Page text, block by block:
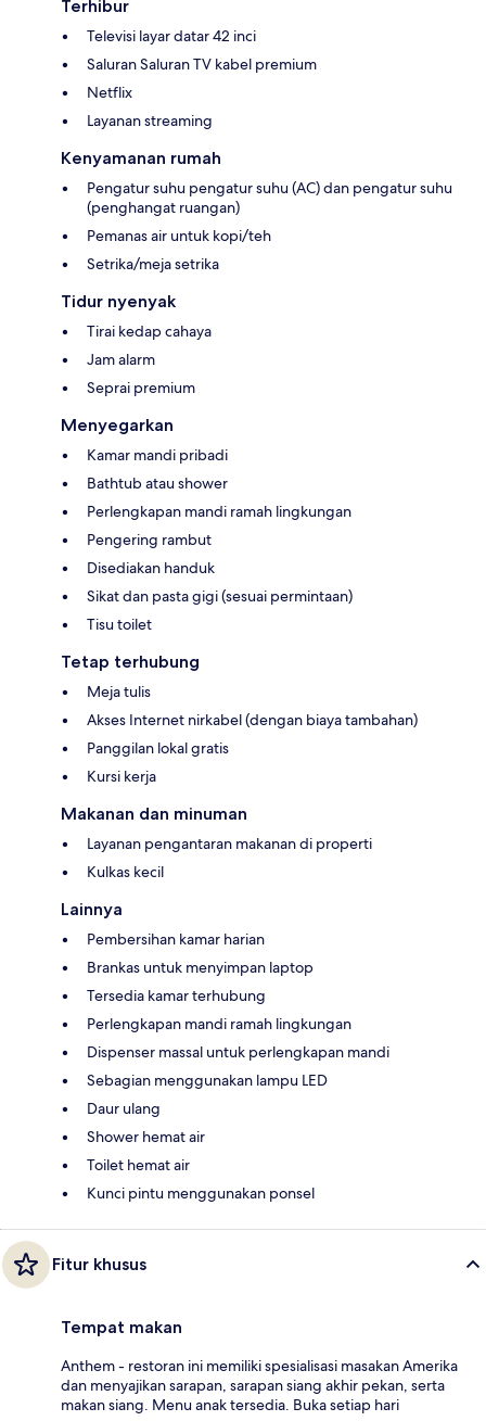
Terhibur
Televisi layar datar 42 inci
Saluran Saluran TV kabel premium
Netflix
Layanan streaming
Kenyamanan rumah
Pengatur suhu pengatur suhu (AC) dan pengatur suhu
(penghangat ruangan)
Pemanas air untuk kopi/teh
Setrika/meja setrika
Tidur nyenyak
Tirai kedap cahaya
Jam alarm
Seprai premium
Menyegarkan
Kamar mandi pribadi
Bathtub atau shower
Perlengkapan mandi ramah lingkungan
Pengering rambut
Disediakan handuk
Sikat dan pasta gigi (sesuai permintaan)
Tisu toilet
Tetap terhubung
Meja tulis
Akses Internet nirkabel (dengan biaya tambahan)
Panggilan lokal gratis
Kursi kerja
Makanan dan minuman
Layanan pengantaran makanan di properti
Kulkas kecil
Lainnya
Pembersihan kamar harian
Brankas untuk menyimpan laptop
Tersedia kamar terhubung
Perlengkapan mandi ramah lingkungan
Dispenser massal untuk perlengkapan mandi
Sebagian menggunakan lampu LED
Daur ulang
Shower hemat air
Toilet hemat air
Kunci pintu menggunakan ponsel
Fitur khusus
Tempat makan
Anthem - restoran ini memiliki spesialisasi masakan Amerika
dan menyajikan sarapan, sarapan siang akhir pekan, serta
makan siang. Menu anak tersedia. Buka setiap hari